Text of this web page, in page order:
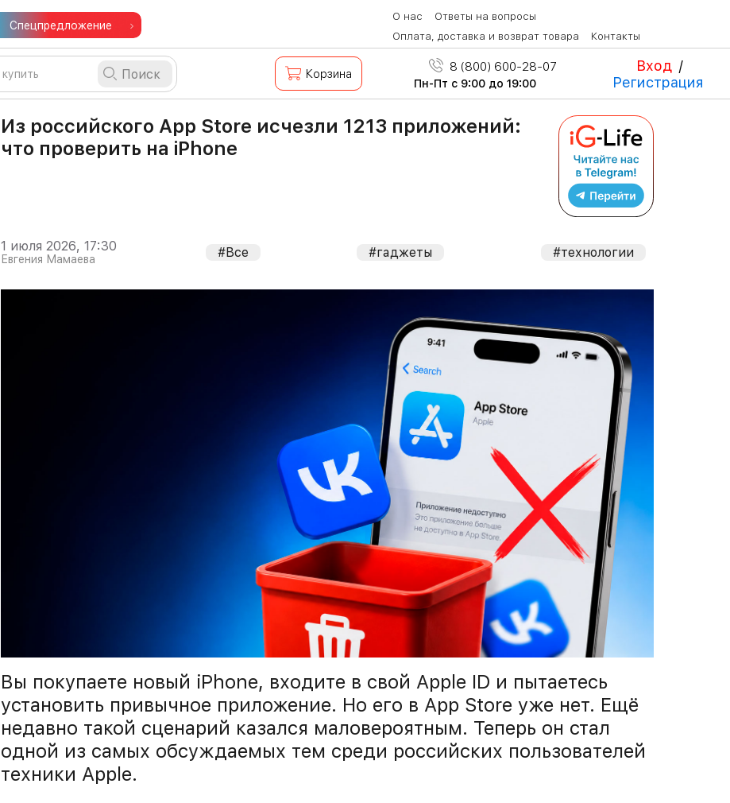
Спецпредложение
О нас
Ответы на вопросы
Оплата, доставка и возврат товара
Контакты
Поиск Корзина 8 (800) 600-28-07
Пн-Пт с 9:00 до 19:00
Вход /
Регистрация
Из российского App Store исчезли 1213 приложений:
что проверить на iPhone
1 июля 2026, 17:30
Евгения Мамаева #Все #гаджеты #технологии
Вы покупаете новый iPhone, входите в свой Apple ID и пытаетесь
установить привычное приложение. Но его в App Store уже нет. Ещё
недавно такой сценарий казался маловероятным. Теперь он стал
одной из самых обсуждаемых тем среди российских пользователей
техники Apple.